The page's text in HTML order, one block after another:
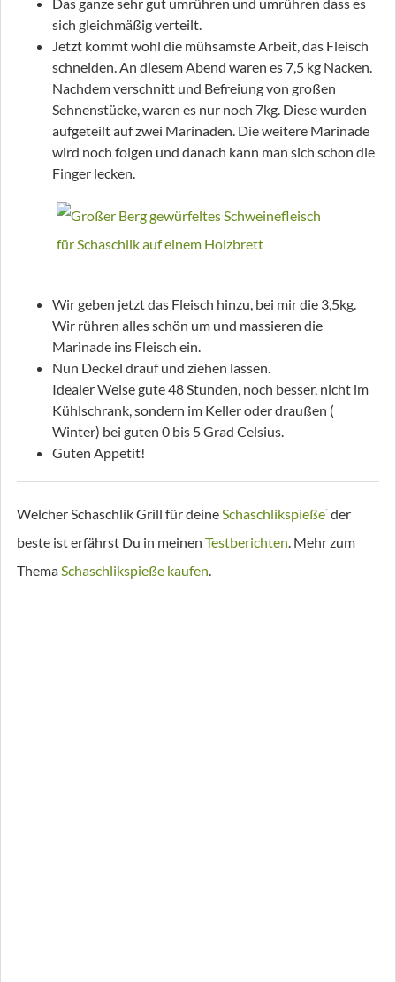
sich gleichmäßig verteilt.
Jetzt kommt wohl die mühsamste Arbeit, das Fleisch
schneiden. An diesem Abend waren es 7,5 kg Nacken.
Nachdem verschnitt und Befreiung von großen
Sehnenstücke, waren es nur noch 7kg. Diese wurden
aufgeteilt auf zwei Marinaden. Die weitere Marinade
wird noch folgen und danach kann man sich schon die
Finger lecken.
Wir geben jetzt das Fleisch hinzu, bei mir die 3,5kg.
Wir rühren alles schön um und massieren die
Marinade ins Fleisch ein.
Nun Deckel drauf und ziehen lassen.
Idealer Weise gute 48 Stunden, noch besser, nicht im
Kühlschrank, sondern im Keller oder draußen (
Winter) bei guten 0 bis 5 Grad Celsius.
Guten Appetit!
Welcher Schaschlik Grill für deineSchaschlikspieße* der
beste ist erfährst Du in meinen Testberichten. Mehr zum
ThemaSchaschlikspieße kaufen.